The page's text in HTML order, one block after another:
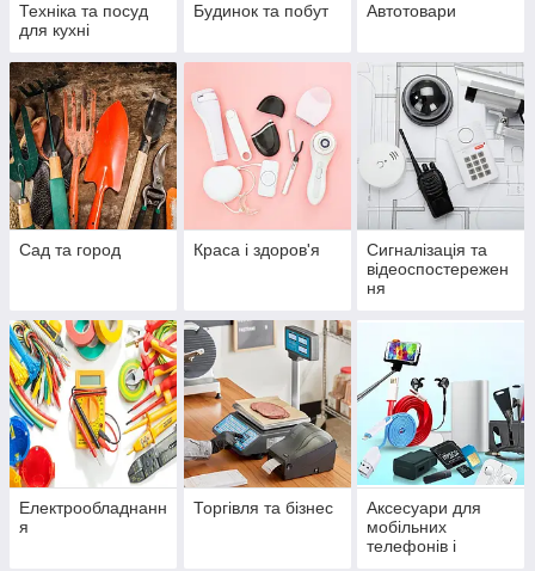
Техніка та посуд
для кухні
Будинок та побут Автотовари
Сад та город Краса і здоров'я
Сигналізація та
відеоспостережен
ня
Електрообладнанн
я
Торгівля та бізнес
Аксесуари для
мобільних
телефонів і